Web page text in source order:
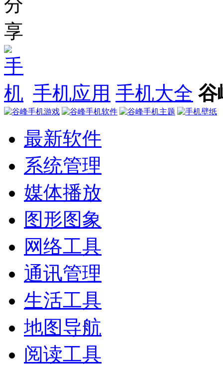
手机应用 手机大全 谷
最新软件
系统管理
媒体播放
图形图象
网络工具
通讯管理
生活工具
地图导航
阅读工具